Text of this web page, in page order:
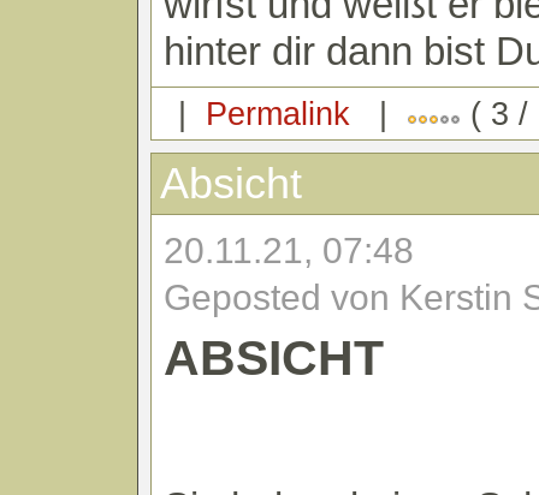
hinter dir dann bist
| Permalink | ( 3 /
Absicht
20.11.21, 07:48
Geposted von Kerstin
ABSICHT